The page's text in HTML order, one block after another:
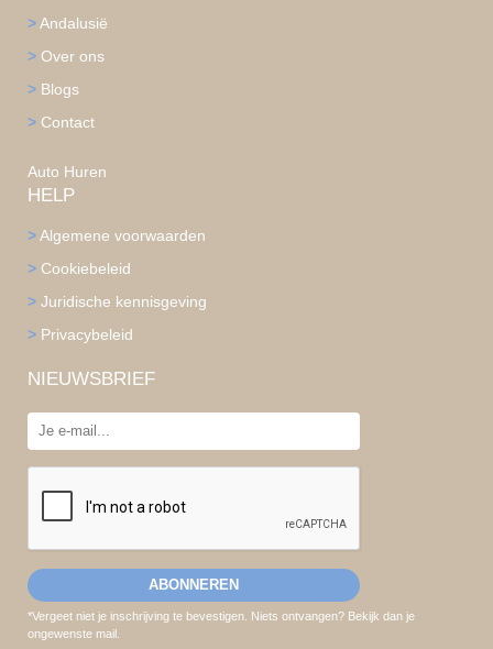
>Andalusië
> Over ons
> Blogs
> Contact
Auto Huren
HELP
>Algemene voorwaarden
> Cookiebeleid
> Juridische kennisgeving
> Privacybeleid
NIEUWSBRIEF
*Vergeet niet je inschrijving te bevestigen. Niets ontvangen? Bekijk dan je
ongewenste mail.